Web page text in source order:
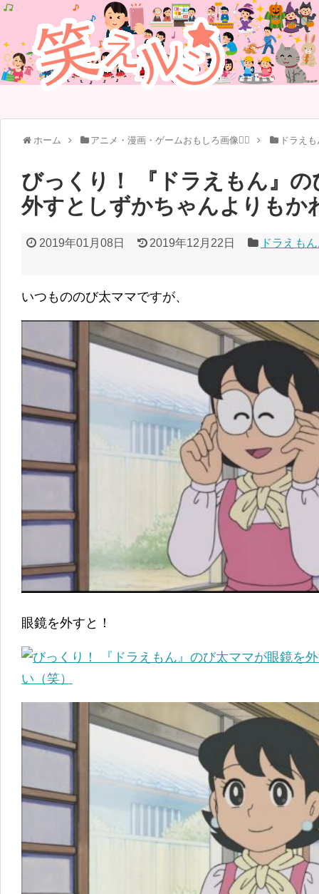
ホーム アニメ・漫画・ゲームおもしろ画像🧚‍♀️ ドラえ
びっくり！ 『ドラえもん』
外すとしずかちゃんよりもか
2019年01月08日 2019年12月22日 ドラえも
いつもののび太ママですが、
眼鏡を外すと！